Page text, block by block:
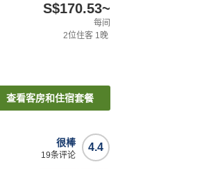
S$170.53~
每间
2位住客 1晚
查看客房和住宿套餐
4.4
很棒
19条评论